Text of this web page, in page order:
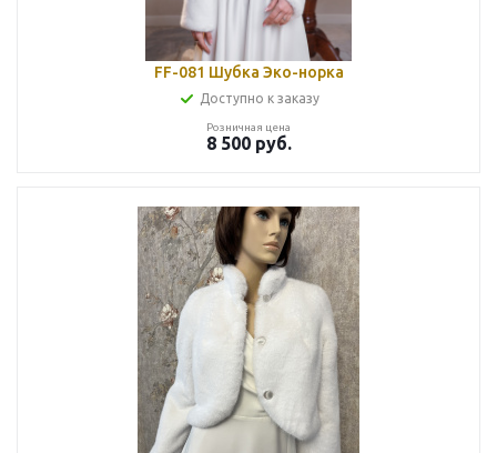
FF-081 Шубка Эко-норка
Доступно к заказу
Розничная цена
8 500руб.